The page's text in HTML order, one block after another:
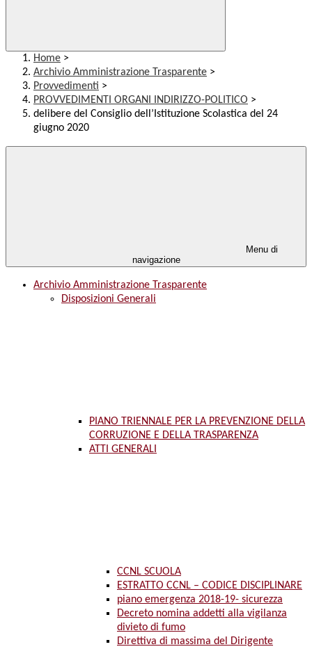
Home >
Archivio Amministrazione Trasparente >
Provvedimenti >
PROVVEDIMENTI ORGANI INDIRIZZO-POLITICO >
delibere del Consiglio dell’Istituzione Scolastica del 24
giugno 2020
Menu di
navigazione
Archivio Amministrazione Trasparente
Disposizioni Generali
PIANO TRIENNALE PER LA PREVENZIONE DELLA
CORRUZIONE E DELLA TRASPARENZA
ATTI GENERALI
CCNL SCUOLA
ESTRATTO CCNL – CODICE DISCIPLINARE
piano emergenza 2018-19- sicurezza
Decreto nomina addetti alla vigilanza
divieto di fumo
Direttiva di massima del Dirigente